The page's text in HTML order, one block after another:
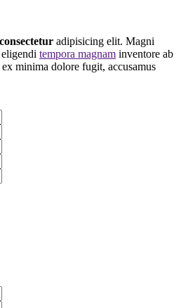
consectetur adipisicing elit. Magni
tempora magnam inventore ab
minima dolore fugit, accusamus